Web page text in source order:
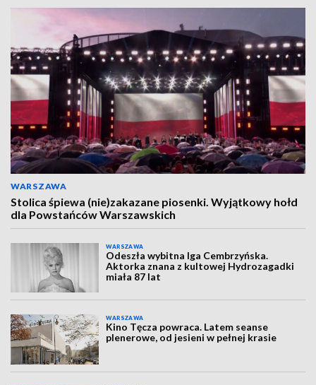
WARSZAWA
Stolica śpiewa (nie)zakazane piosenki. Wyjątkowy hołd
dla Powstańców Warszawskich
WARSZAWA
Odeszła wybitna Iga Cembrzyńska.
Aktorka znana z kultowej Hydrozagadki
miała 87 lat
WARSZAWA
Kino Tęcza powraca. Latem seanse
plenerowe, od jesieni w pełnej krasie